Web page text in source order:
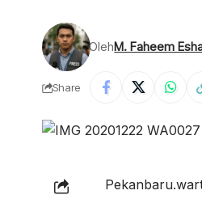
OlehM. Faheem
Share